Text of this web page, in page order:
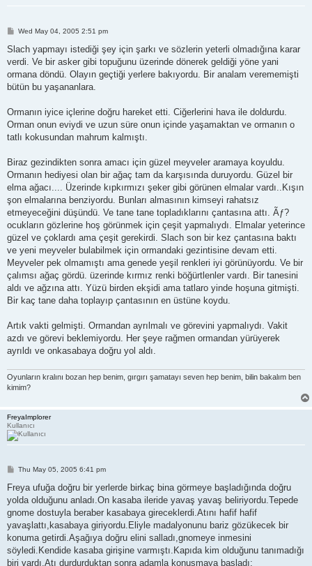
P
s
Wed May 04, 2005 2:51 pm
Slach yapmayı istediği şey için şarkı ve sözlerin yeterli olmadığına karar
verdi. Ve bir asker gibi topuğunu üzerinde dönerek geldiği yöne yani
ormana döndü. Olayın geçtiği yerlere bakıyordu. Bir analam verememişti
bütün bu yaşananlara.
Ormanın iyice içlerine doğru hareket etti. Ciğerlerini hava ile doldurdu.
Orman onun eviydi ve uzun süre onun içinde yaşamaktan ve ormanın o
tatlı kokusundan mahrum kalmıştı.
Biraz gezindikten sonra amacı için güzel meyveler aramaya koyuldu.
Ormanın hediyesi olan bir ağaç tam da karşısında duruyordu. Güzel bir
elma ağacı.... Üzerinde kıpkırmızı şeker gibi görünen elmalar vardı..Kışın
şon elmalarına benziyordu. Bunları almasının kimseyi rahatsız
etmeyeceğini düşündü. Ve tane tane topladıklarını çantasına attı. Ãƒ?
ocukların gözlerine hoş görünmek için çeşit yapmalıydı. Elmalar yeterince
güzel ve çoklardı ama çeşit gerekirdi. Slach son bir kez çantasına baktı
ve yeni meyveler bulabilmek için ormandaki gezintisine devam etti.
Meyveler pek olmamıştı ama genede yeşil renkleri iyi görünüyordu. Ve bir
çalımsı ağaç gördü. üzerinde kırmız renki böğürtlenler vardı. Bir tanesini
aldı ve ağzına attı. Yüzü birden ekşidi ama tatlaro yinde hoşuna gitmişti.
Bir kaç tane daha toplayıp çantasının en üstüne koydu.
Artık vakti gelmişti. Ormandan ayrılmalı ve görevini yapmalıydı. Vakit
azdı ve görevi beklemiyordu. Her şeye rağmen ormandan yürüyerek
ayrıldı ve onkasabaya doğru yol aldı.
Oyunların kralını bozan hep benim, gırgırı şamatayı seven hep benim, bilin bakalım ben
kimim?
FreyaImplorer
Kullanıcı
P
s
Thu May 05, 2005 6:41 pm
Freya ufuğa doğru bir yerlerde birkaç bina görmeye başladığında doğru
yolda olduğunu anladı.On kasaba ileride yavaş yavaş beliriyordu.Tepede
gnome dostuyla beraber kasabaya gireceklerdi.Atını hafif hafif
yavaşlattı,kasabaya giriyordu.Eliyle madalyonunu bariz gözükecek bir
konuma getirdi.Aşağıya doğru elini salladı,gnomeye inmesini
söyledi.Kendide kasaba girişine varmıştı.Kapıda kim olduğunu tanımadığı
biri vardı.Atı durdurduktan sonra adamla konuşmaya başladı: